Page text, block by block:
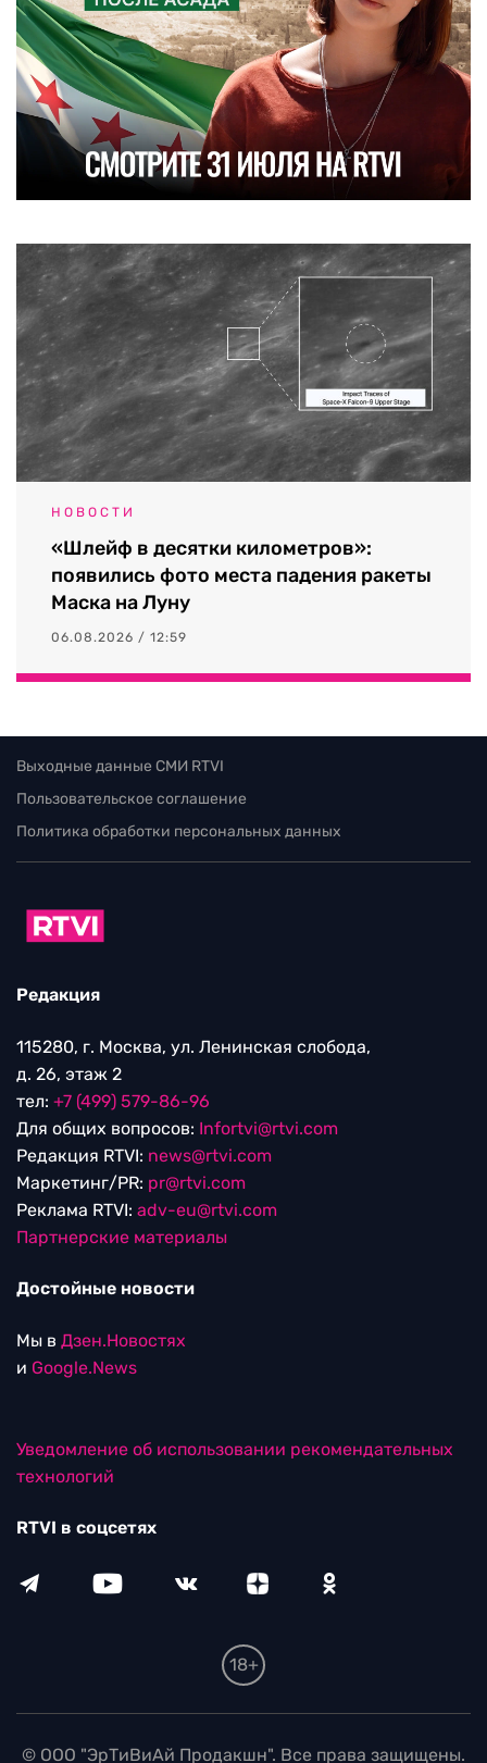
НОВОСТИ
«Шлейф в десятки километров»:
появились фото места падения ракеты
Маска на Луну
06.08.2026 / 12:59
Выходные данные СМИ RTVI
Пользовательское соглашение
Политика обработки персональных данных
Редакция
115280, г. Москва, ул. Ленинская слобода,
д. 26, этаж 2
тел: +7 (499) 579-86-96
Для общих вопросов: Infortvi@rtvi.com
Редакция RTVI: news@rtvi.com
Маркетинг/PR: pr@rtvi.com
Реклама RTVI: adv-eu@rtvi.com
Партнерские материалы
Достойные новости
Мы в Дзен.Новостях
и Google.News
Уведомление об использовании рекомендательных
технологий
RTVI в соцсетях
18+
© ООО "ЭрТиВиАй Продакшн". Все права защищены.